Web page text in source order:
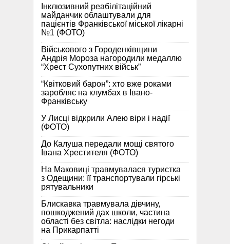
Інклюзивний реабілітаційний
майданчик облаштували для
пацієнтів Франківської міської лікарні
№1 (ФОТО)
Військового з Городенківщини
Андрія Мороза нагородили медаллю
“Хрест Сухопутних військ”
“Квітковий барон”: хто вже роками
заробляє на клумбах в Івано-
Франківську
У Лисці відкрили Алею віри і надії
(ФОТО)
До Калуша передали мощі святого
Івана Хрестителя (ФОТО)
На Маковиці травмувалася туристка
з Одещини: її транспортували гірські
рятувальники
Блискавка травмувала дівчину,
пошкоджений дах школи, частина
області без світла: наслідки негоди
на Прикарпатті